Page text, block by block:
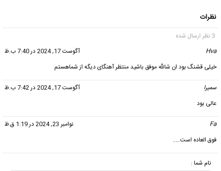
نظرات
3 نظر ارسال شده
Hva
آگوست 17, 2024 در 7:40 ب.ظ
خیلی قشنگ بود ان شالله موفق باشید منتظر آهنگای دیگه از شماهستم
سمیرا
آگوست 17, 2024 در 7:42 ب.ظ
عالی بود
Fa
نوامبر 23, 2024 در 1:19 ق.ظ
فوق العاده است…..
نام شما :